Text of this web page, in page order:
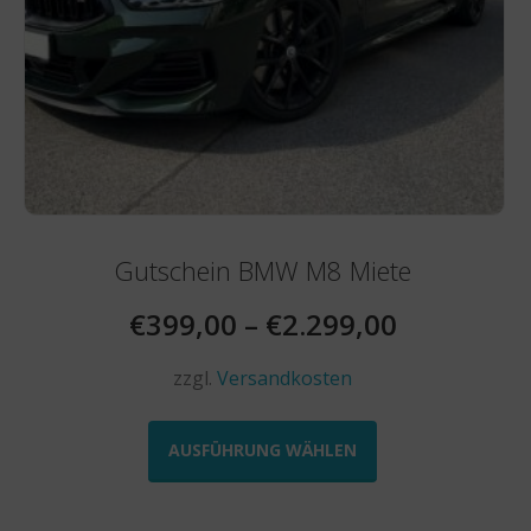
Gutschein BMW M8 Miete
€399,00 – €2.299,00
zzgl.Versandkosten
AUSFÜHRUNG WÄHLEN